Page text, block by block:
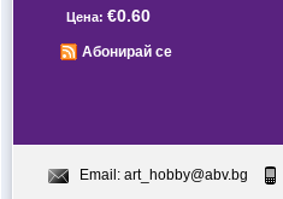
Цена: €0.60
Абонирай се
Email: art_hobby@abv.bg